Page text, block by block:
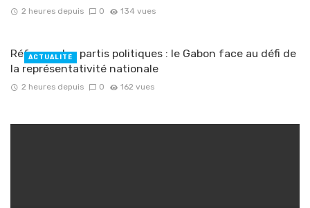
2 heures depuis 0 134 vues
Réforme des partis politiques : le Gabon face au défi de
la représentativité nationale
2 heures depuis 0 162 vues
ACTUALITÉ